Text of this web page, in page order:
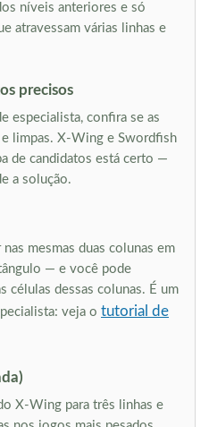
níveis anteriores e só
atravessam várias linhas e
precisos
especialista, confira se as
limpas. X-Wing e Swordfish
de candidatos está certo —
a solução.
mesmas duas colunas em
— e você pode
células dessas colunas. É um
veja o tutorial de
X-Wing para três linhas e